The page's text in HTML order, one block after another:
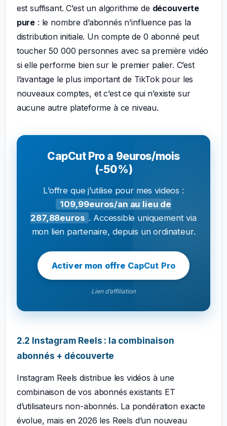
est suffisant. C’est un algorithme de découverte
pure : le nombre d’abonnés n’influence pas la
distribution initiale. Un compte de 0 abonné peut
toucher 50 000 personnes avec sa première vidéo
si elle performe bien sur le premier palier. C’est
l’avantage le plus important de TikTok pour les
nouveaux comptes, et c’est ce qui n’existe sur
aucune autre plateforme à ce niveau.
CapCut Pro a 9euros/mois
(-50%)
L’offre que j’utilise pour mes videos :
109,99euros/an au lieu de
287,88euros . Accessible uniquement via
mon lien partenaire, depuis un ordinateur.
Activer mon offre CapCut Pro
Lien d’affiliation
2.2 Instagram Reels : la combinaison
abonnés + découverte
Instagram Reels distribue les vidéos à une
combinaison de vos abonnés existants ET
d’utilisateurs non-abonnés. La pondération exacte
évolue, mais en 2026 les Reels d’un nouveau